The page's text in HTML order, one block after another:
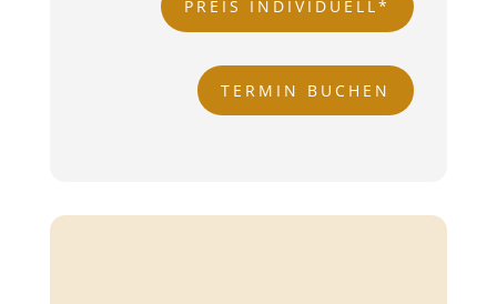
PREIS INDIVIDUELL*
TERMIN BUCHEN